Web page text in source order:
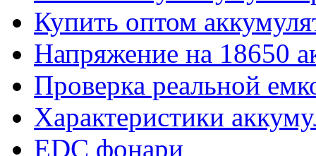
Купить оптом
Напряжение на 18650
Проверка реальной
Характеристики
EDC фонари